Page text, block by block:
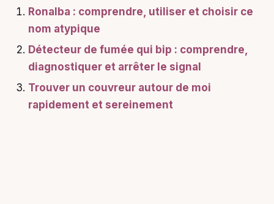
Ronalba : comprendre, utiliser et choisir ce
nom atypique
Détecteur de fumée qui bip : comprendre,
diagnostiquer et arrêter le signal
Trouver un couvreur autour de moi
rapidement et sereinement